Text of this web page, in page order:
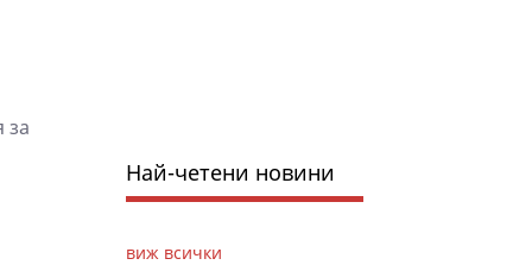
за
Най-четени новини
виж всички